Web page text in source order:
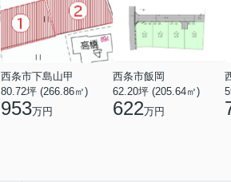
西条市下島山甲
80.72坪 (266.86㎡)
953万円
西条市飯岡
62.20坪 (205.64㎡)
622万円